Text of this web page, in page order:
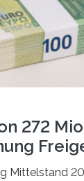
272
Mittelstand